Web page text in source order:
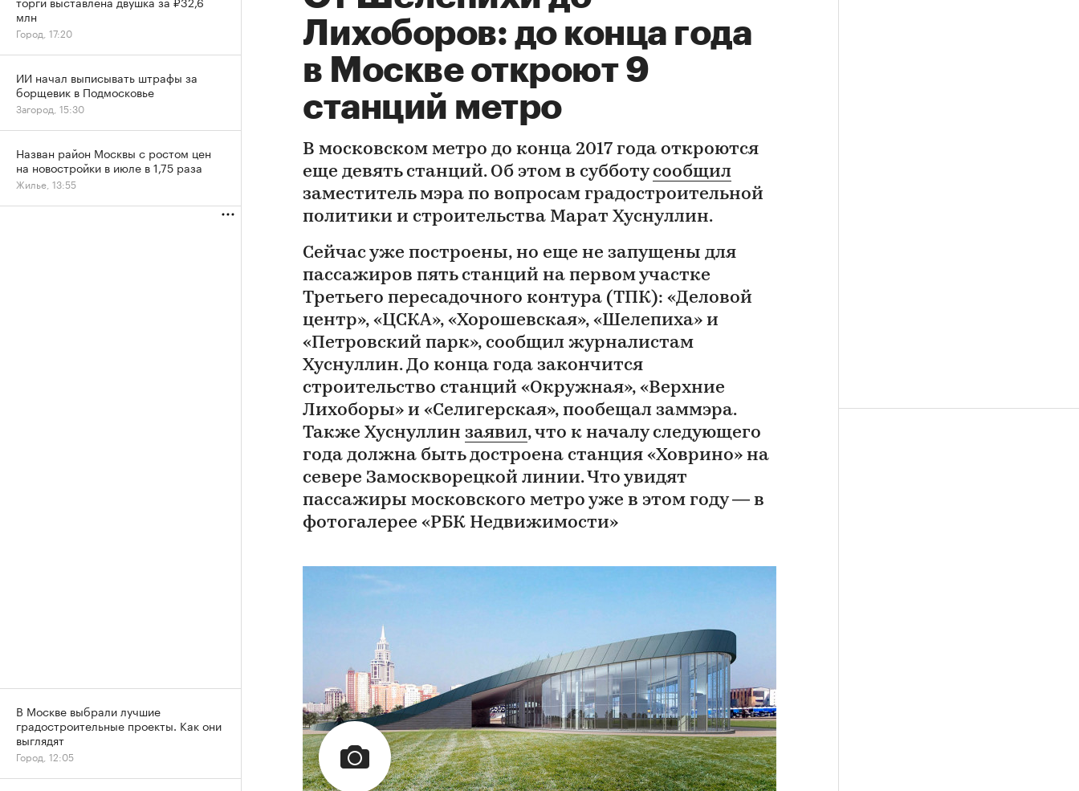
Лихоборов: до конца года
в Москве откроют 9
станций метро
В московском метро до конца 2017 года откроются
еще девять станций. Об этом в субботусообщил
заместитель мэра по вопросам градостроительной
политики и строительства Марат Хуснуллин.
Сейчас уже построены, но еще не запущены для
пассажиров пять станций на первом участке
Третьего пересадочного контура (ТПК): «Деловой
центр», «ЦСКА», «Хорошевская», «Шелепиха» и
«Петровский парк», сообщил журналистам
Хуснуллин. До конца года закончится
строительство станций «Окружная», «Верхние
Лихоборы» и «Селигерская», пообещал заммэра.
Также Хуснуллин заявил, что к началу следующего
года должна быть достроена станция «Ховрино» на
севере Замоскворецкой линии. ​Что увидят
пассажиры московского метро уже в этом году — в
фотогалерее «РБК Недвижимости»
млн
Город, 17:20
ИИ начал выписывать штрафы за
борщевик в Подмосковье
Загород, 15:30
Назван район Москвы с ростом цен
на новостройки в июле в 1,75 раза
Жилье, 13:55
В Москве выбрали лучшие
градостроительные проекты. Как они
выглядят
Город, 12:05